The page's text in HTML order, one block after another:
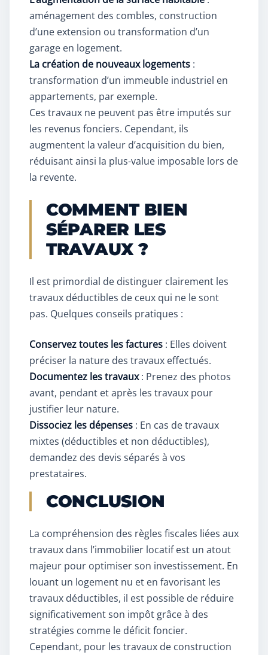
aménagement des combles, construction
d’une extension ou transformation d’un
garage en logement.
La création de nouveaux logements :
transformation d’un immeuble industriel en
appartements, par exemple.
Ces travaux ne peuvent pas être imputés sur
les revenus fonciers. Cependant, ils
augmentent la valeur d’acquisition du bien,
réduisant ainsi la plus-value imposable lors de
la revente.
COMMENT BIEN
SÉPARER LES
TRAVAUX ?
Il est primordial de distinguer clairement les
travaux déductibles de ceux qui ne le sont
pas. Quelques conseils pratiques :
Conservez toutes les factures : Elles doivent
préciser la nature des travaux effectués.
Documentez les travaux: Prenez des photos
avant, pendant et après les travaux pour
justifier leur nature.
Dissociez les dépenses : En cas de travaux
mixtes (déductibles et non déductibles),
demandez des devis séparés à vos
prestataires.
CONCLUSION
La compréhension des règles fiscales liées aux
travaux dans l’immobilier locatif est un atout
majeur pour optimiser son investissement. En
louant un logement nu et en favorisant les
travaux déductibles, il est possible de réduire
significativement son impôt grâce à des
stratégies comme le déficit foncier.
Cependant, pour les travaux de construction